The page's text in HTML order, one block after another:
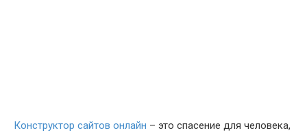
Конструктор сайтов онлайн – это спасение для человека,